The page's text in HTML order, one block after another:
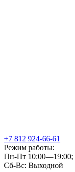
+7 812 924-66-61
Режим работы:
Пн-Пт 10:00—19:00;
Сб-Вс: Выходной